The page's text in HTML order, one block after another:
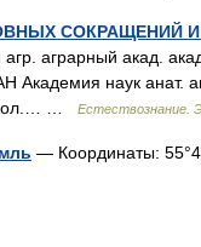
СОКРАЩЕНИЙ И
аграрный акад.
Академия наук анат.
…
Естествознание.
— Координаты: